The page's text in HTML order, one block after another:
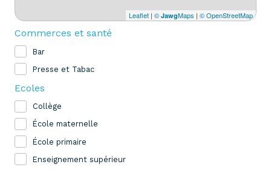
Leaflet | © JawgMaps | © OpenStreetMap
Commerces et santé
Bar
Presse et Tabac
Ecoles
Collège
École maternelle
École primaire
Enseignement supérieur